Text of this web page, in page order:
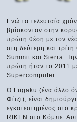
Ενώ τα τελευταία
βρίσκονταν στην
πρώτη θέση με τον
στη δεύτερη και
Summit και Sierra.
πρώτη ήταν το 2011
Supercomputer.
Ο Fugaku (ένα άλλο
Φίτζι), είναι
εγκατεστημένος στο
RIKEN στο Κόμπε.